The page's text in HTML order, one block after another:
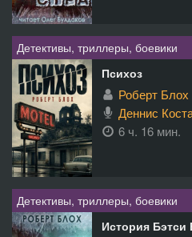
Детективы, триллеры, боевики
Психоз
Роберт Блох
Деннис
6 ч. 16 мин.
Детективы, триллеры, боевики
История Бэтси